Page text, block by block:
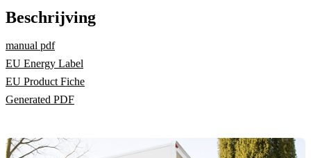
Beschrijving
manual pdf
EU Energy Label
EU Product Fiche
Generated PDF